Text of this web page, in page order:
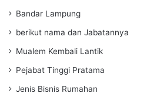
Bandar Lampung
berikut nama dan Jabatannya
Mualem Kembali Lantik
Pejabat Tinggi Pratama
Jenis Bisnis Rumahan